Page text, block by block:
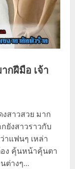
กฝีมือ เจ้า
งสาวสวย มาก
ยังสาวราวกับ
าแฟนๆ เหล่า
ง คุ้นหน้าคุ้นตา
ต่างๆ...